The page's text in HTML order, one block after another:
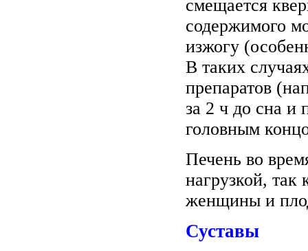
смещается
содержимого
изжогу
В таких
препаратов
за 2 ч до сна и
головным
Печень во
нагрузкой, так
женщины и
Суставы